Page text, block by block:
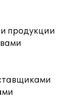
продукции